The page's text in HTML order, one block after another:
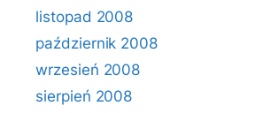
listopad 2008
październik 2008
wrzesień 2008
sierpień 2008